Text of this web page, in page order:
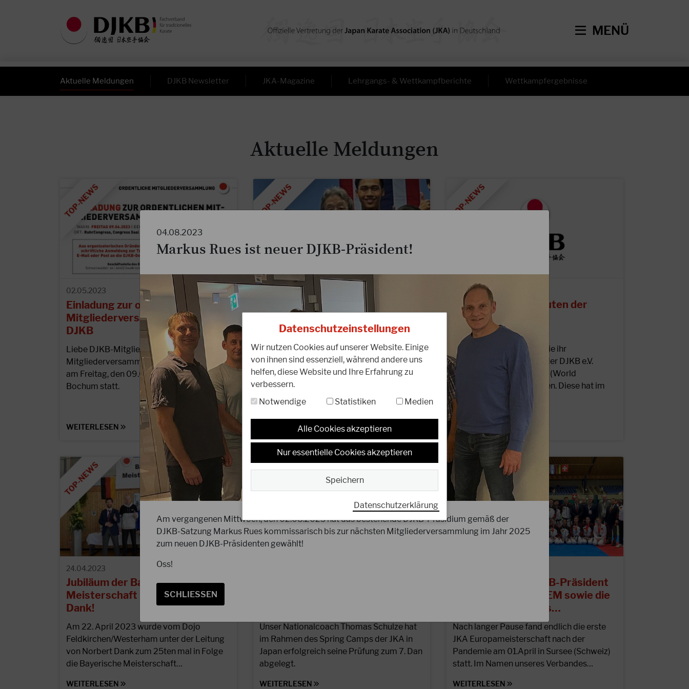
Datenschutzeinstellungen
Wir nutzen Cookies auf unserer Website. Einige
von ihnen sind essenziell, während andere uns
helfen, diese Website und Ihre Erfahrung zu
verbessern.
Notwendige
Statistiken Medien
Alle Cookies akzeptieren
Nur essentielle Cookies akzeptieren
Speichern
Datenschutzerklärung
MENÜ
Aktuelle Meldungen DJKB Newsletter JKA-Magazine Lehrgangs- & Wettkampfberichte Wettkampfergebnisse
Aktuelle Meldungen
02.05.2023
Einladung zur ordentlichen
Mitgliederversammlung des
DJKB
Liebe DJKB-Mitglieder, die ordentliche
Mitgliederversammlung des DJKB findet
am Freitag, den 09.06.2023 ab 19 Uhr in
Bochum statt.
WEITERLESEN
OMURA SENSEI wird 70 !!!!!!!
Am 01.05.2023 feierte Omura Sensei,
Chiefinstructor JKA Thailand, seinen
70.Geburtstag. Omura Sensei, JKA
Instructor, alljapanischer Champion und…
WEITERLESEN
01.05.2023
Änderung der Statuten der
JKA/WF
Liebe DJKB-Mitglieder, wie ihr
wahrscheinlich wisst, ist der DJKB e.V.
international der JKA/WF (World
Federation) angeschlossen. Diese hat im
Juli…
WEITERLESEN
24.04.2023
Jubiläum der Bayerischen
Meisterschaft unter Norbert
Dank!
Am 22. April 2023 wurde vom Dojo
Feldkirchen/Westerham unter der Leitung
von Norbert Dank zum 25ten mal in Folge
die Bayerische Meisterschaft…
WEITERLESEN
Unser Nationalcoach Thomas Schulze hat
im Rahmen des Spring Camps der JKA in
Japan erfolgreich seine Prüfung zum 7. Dan
abgelegt.
WEITERLESEN
Statement von DJKB-Präsident
Sepp Kröll zur JKA EM sowie die
Ergebnisse unseres…
Nach langer Pause fand endlich die erste
JKA Europameisterschaft nach der
Pandemie am 01.April in Sursee (Schweiz)
statt. Im Namen unseres Verbandes…
WEITERLESEN
04.08.2023
Markus Rues ist neuer DJKB-Präsident!
Am vergangenen Mittwoch, den 02.08.2023 hat das bestehende DJKB-Präsidium gemäß der
DJKB-Satzung Markus Rues kommissarisch bis zur nächsten Mitgliederversammlung im Jahr 2025
zum neuen DJKB-Präsidenten gewählt!
Oss!
SCHLIESSEN